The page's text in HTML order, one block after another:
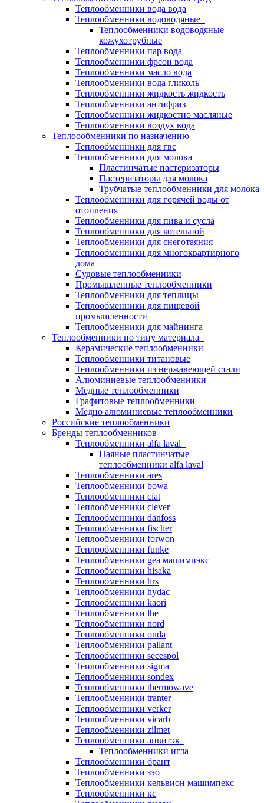
Теплообменники вода вода
Теплообменники водоводяные
Теплообменники водоводяные
кожухотрубные
Теплообменники пар вода
Теплообменники фреон вода
Теплообменники масло вода
Теплообменники вода гликоль
Теплообменники жидкость жидкость
Теплообменники антифриз
Теплообменники жидкостно масляные
Теплообменники воздух вода
Теплоообменники по назначению
Теплообменники для гвс
Теплообменники для молока
Пластинчатые пастеризаторы
Пастеризаторы для молока
Трубчатые теплообменники для молока
Теплообменники для горячей воды от
отопления
Теплообменники для пива и сусла
Теплообменники для котельной
Теплообменники для снеготаяния
Теплообменники для многоквартирного
дома
Судовые теплообменники
Промышленные теплообменники
Теплообменники для теплицы
Теплообменники для пищевой
промышленности
Теплообменники для майнинга
Теплообменники по типу материала
Керамические теплообменники
Теплообменники титановые
Теплообменники из нержавеющей стали
Алюминиевые теплообменники
Медные теплообменники
Графитовые теплообменники
Медно алюминиевые теплообменники
Российские теплообменники
Бренды теплообменников
Теплообменники alfa laval
Паяные пластинчатые
теплообменники alfa laval
Теплообменники ares
Теплообменники bowa
Теплообменники ciat
Теплообменники clever
Теплообменники danfoss
Теплообменники fischer
Теплообменники forwon
Теплообменники funke
Теплообменники gea машимпэкс
Теплообменники hisaka
Теплообменники hrs
Теплообменники hydac
Теплообменники kaori
Теплообменники lhe
Теплообменники nord
Теплообменники onda
Теплообменники pallant
Теплообменники secespol
Теплообменники sigma
Теплообменники sondex
Теплообменники thermowave
Теплообменники tranter
Теплообменники verker
Теплообменники vicarb
Теплообменники zilmet
Теплообменники анвитэк
Теплообменники игла
Теплообменники брант
Теплообменники зэо
Теплообменники кельвион машимпекс
Теплообменники кс